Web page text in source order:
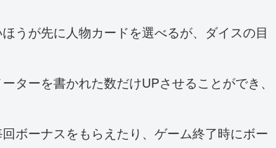
うが先に人物カードを選べるが、ダイスの目
ターを書かれた数だけUPさせることができ、
ボーナスをもらえたり、ゲーム終了時にボー